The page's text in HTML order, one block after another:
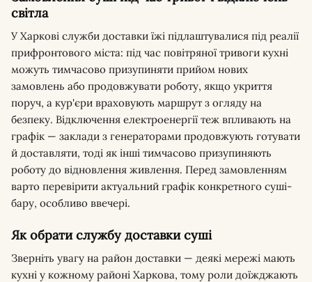
світла
У Харкові служби доставки їжі підлаштувалися під реалії
прифронтового міста: під час повітряної тривоги кухні
можуть тимчасово призупиняти прийом нових
замовлень або продовжувати роботу, якщо укриття
поруч, а кур'єри враховують маршрут з огляду на
безпеку. Відключення електроенергії теж впливають на
графік — заклади з генераторами продовжують готувати
й доставляти, тоді як інші тимчасово призупиняють
роботу до відновлення живлення. Перед замовленням
варто перевірити актуальний графік конкретного суші-
бару, особливо ввечері.
Як обрати службу доставки суші
Зверніть увагу на район доставки — деякі мережі мають
кухні у кожному районі Харкова, тому роли доїжджають